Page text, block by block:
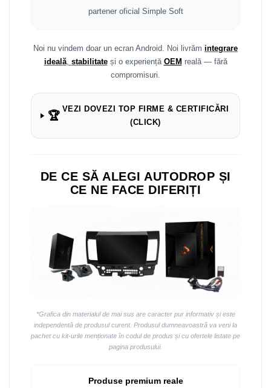
Dodge
Navigații universale 2DIN
Navigații universale 1DIN
Rame adaptoare Volkswagen
Rame adaptoare M-Benz
Rame adaptoare Opel
Rame adaptoare Suzuki
partener oficial Simple Soft
Noi nu vindem doar un ecran Android. Noi livrăm integrare
ideală, stabilitateși o experiență OEM reală — fără
compromisuri.
🏆
VEZI DOVEZI TOP FIRME & CERTIFICĂRI
(CLICK)
DE CE SĂ ALEGI AUTODROP ȘI
CE NE FACE DIFERIȚI
*Grafica din materialul de mai sus are caracter pur informativ și este
independentă de produsul curent. Produsul dumneavoastră va veni la
pachet cu kit-urile menționate în codul de produs și cu ofertele listate pe
pagina produsului.
Produse premium reale